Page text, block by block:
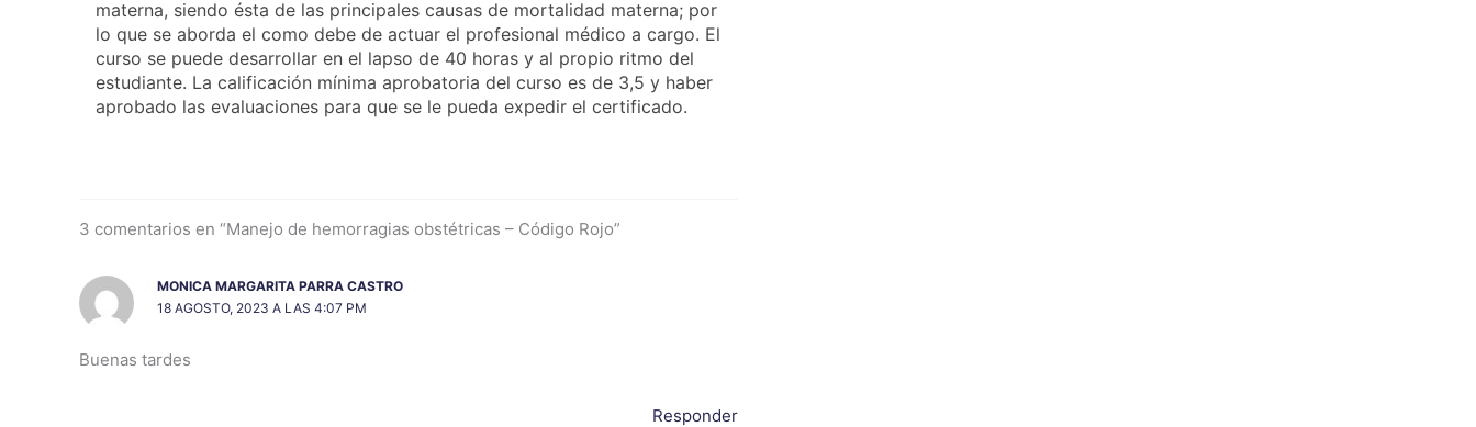
materna, siendo ésta de las principales causas de mortalidad materna; por
lo que se aborda el como debe de actuar el profesional médico a cargo. El
curso se puede desarrollar en el lapso de 40 horas y al propio ritmo del
estudiante. La calificación mínima aprobatoria del curso es de 3,5 y haber
aprobado las evaluaciones para que se le pueda expedir el certificado.
3 comentarios en “Manejo de hemorragias obstétricas – Código Rojo”
MONICA MARGARITA PARRA CASTRO
18 AGOSTO, 2023 A LAS 4:07 PM
Buenas tardes
Responder